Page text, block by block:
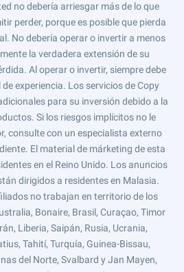
no debería arriesgar más de lo que
perder, porque es posible que pierda
No debería operar o invertir a menos
la verdadera extensión de su
Al operar o invertir, siempre debe
experiencia. Los servicios de Copy
para su inversión debido a la
Si los riesgos implícitos no le
consulte con un especialista externo
El material de márketing de esta
en el Reino Unido. Los anuncios
dirigidos a residentes en Malasia.
no trabajan en territorio de los
Bonaire, Brasil, Curaçao, Timor
Liberia, Saipán, Rusia, Ucrania,
Tahití, Turquía, Guinea-Bissau,
del Norte, Svalbard y Jan Mayen,